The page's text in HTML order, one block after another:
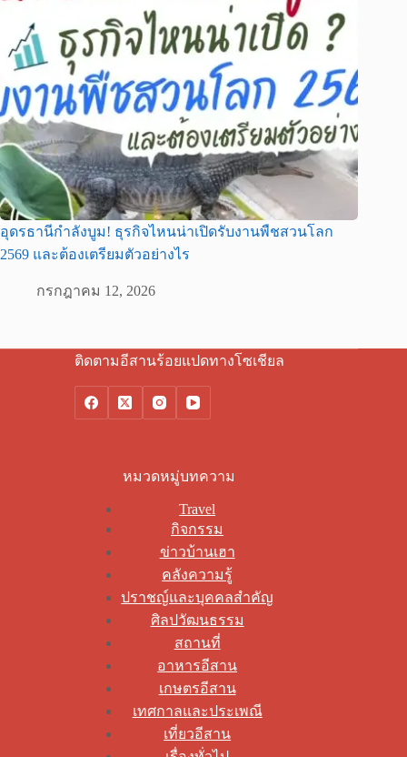
อุดรธานีกำลังบูม! ธุรกิจไหนน่าเปิดรับงานพืชสวนโลก
2569 และต้องเตรียมตัวอย่างไร
กรกฎาคม 12, 2026
ติดตามอีสานร้อยแปดทางโซเชียล
หมวดหมู่บทความ
Travel
กิจกรรม
ข่าวบ้านเฮา
คลังความรู้
ปราชญ์และบุคคลสำคัญ
ศิลปวัฒนธรรม
สถานที่
อาหารอีสาน
เกษตรอีสาน
เทศกาลและประเพณี
เที่ยวอีสาน